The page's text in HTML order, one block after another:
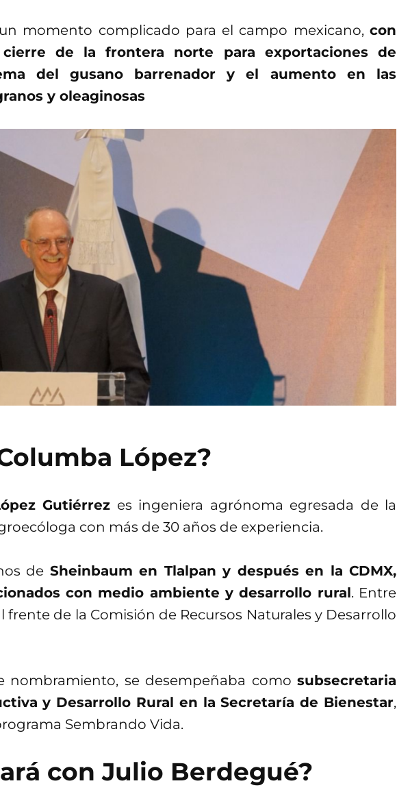
momento complicado para el campo mexicano, con
de la frontera norte para exportaciones de
del gusano barrenador y el aumento en las
y oleaginosas
López?
Gutiérrez es ingeniera agrónoma egresada de la
con más de 30 años de experiencia.
de Sheinbaum en Tlalpan y después en la CDMX,
con medio ambiente y desarrollo rural. Entre
frente de la Comisión de Recursos Naturales y Desarrollo
nombramiento, se desempeñaba como subsecretaria
y Desarrollo Rural en la Secretaría de Bienestar,
Sembrando Vida.
con Julio Berdegué?